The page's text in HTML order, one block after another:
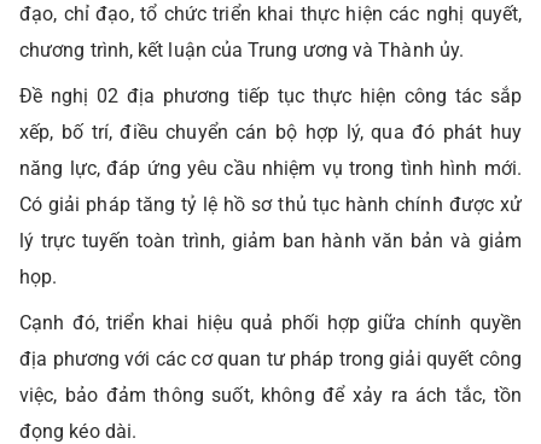
đạo, chỉ đạo, tổ chức triển khai thực hiện các nghị quyết,
chương trình, kết luận của Trung ương và Thành ủy.
Đề nghị 02 địa phương tiếp tục thực hiện công tác sắp
xếp, bố trí, điều chuyển cán bộ hợp lý, qua đó phát huy
năng lực, đáp ứng yêu cầu nhiệm vụ trong tình hình mới.
Có giải pháp tăng tỷ lệ hồ sơ thủ tục hành chính được xử
lý trực tuyến toàn trình, giảm ban hành văn bản và giảm
họp.
Cạnh đó, triển khai hiệu quả phối hợp giữa chính quyền
địa phương với các cơ quan tư pháp trong giải quyết công
việc, bảo đảm thông suốt, không để xảy ra ách tắc, tồn
đọng kéo dài.